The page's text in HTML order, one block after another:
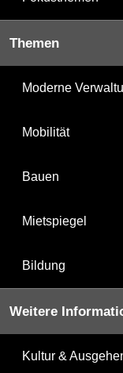
Themen
Moderne
Mobilität
Bauen
Mietspiegel
Bildung
Weitere
Kultur &